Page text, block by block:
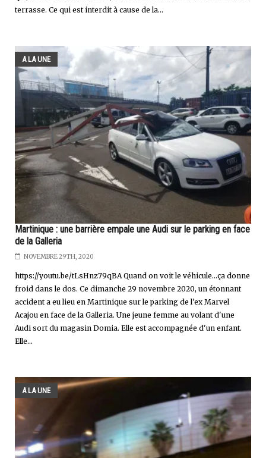
terrasse. Ce qui est interdit à cause de la...
A LA UNE
Martinique : une barrière empale une Audi sur le parking en face
de la Galleria
NOVEMBRE 29TH, 2020
https://youtu.be/tLsHnz79qBA Quand on voit le véhicule...ça donne
froid dans le dos. Ce dimanche 29 novembre 2020, un étonnant
accident a eu lieu en Martinique sur le parking de l'ex Marvel
Acajou en face de la Galleria. Une jeune femme au volant d'une
Audi sort du magasin Domia. Elle est accompagnée d'un enfant.
Elle...
A LA UNE